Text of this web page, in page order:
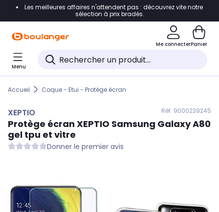
Accéder directement à la navigation
Accéder directement au pied de page
Accéder directement au chatbot
Les meilleures affaires n'attendent pas : découvrez vite notre
sélection à prix bradés.
Me connecterPanier
Menu
Accueil Coque - Etui - Protège écran
XEPTIO Réf. 9000239245
Protège écran XEPTIO Samsung Galaxy A80
gel tpu et vitre
Donner le premier avis